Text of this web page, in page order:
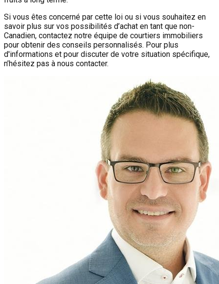
Si vous êtes concerné par cette loi ou si vous souhaitez en
savoir plus sur vos possibilités d’achat en tant que non-
Canadien, contactez notre équipe de courtiers immobiliers
pour obtenir des conseils personnalisés. Pour plus
d'informations et pour discuter de votre situation spécifique,
n’hésitez pas à nous contacter.